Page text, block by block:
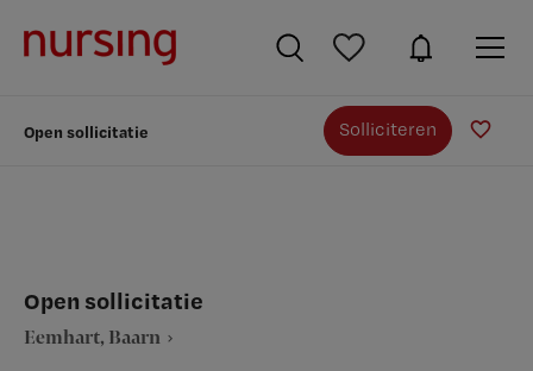
Open sollicitatie Solliciteren
Open sollicitatie
Eemhart, Baarn